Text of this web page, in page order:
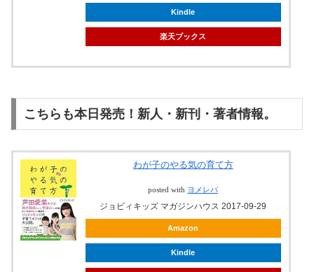
Kindle
楽天ブックス
こちらも本日発売！新人・新刊・著者情報。
わが子のやる気の育て方
posted with ヨメレバ
ジョビィキッズ マガジンハウス 2017-09-29
Amazon
Kindle